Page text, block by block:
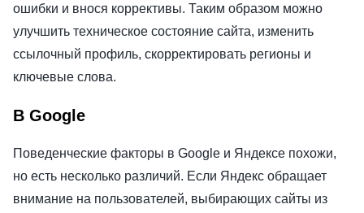
ошибки и внося коррективы. Таким образом можно
улучшить техническое состояние сайта, изменить
ссылочный профиль, скорректировать регионы и
ключевые слова.
В Google
Поведенческие факторы в Google и Яндексе похожи,
но есть несколько различий. Если Яндекс обращает
внимание на пользователей, выбирающих сайты из